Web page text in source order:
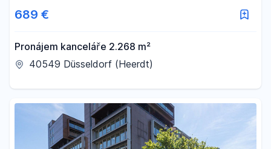
689 €
Pronájem kanceláře 2.268 m²
40549 Düsseldorf (Heerdt)